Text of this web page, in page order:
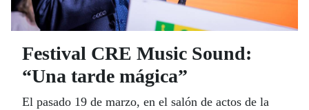
Festival CRE Music Sound:
“Una tarde mágica”
El pasado 19 de marzo, en el salón de actos de la